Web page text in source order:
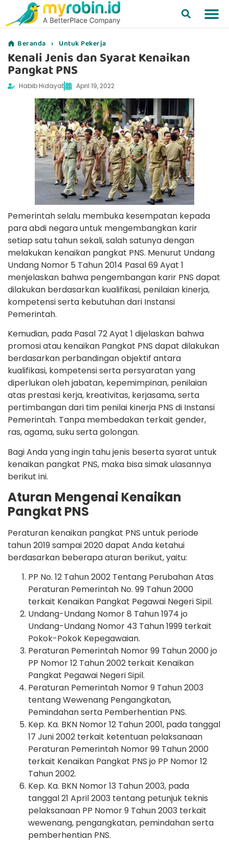
Beranda › Untuk Pekerja
Kenali Jenis dan Syarat Kenaikan
Pangkat PNS
Habib Hidayat April 19, 2022
Pemerintah selalu membuka kesempatan kepada
para abdi negara untuk mengembangkan karir
setiap satu tahun sekali, salah satunya dengan
melakukan kenaikan pangkat PNS. Menurut Undang
Undang Nomor 5 Tahun 2014 Pasal 69 Ayat 1
menjelaskan bahwa pengembangan karir PNS dapat
dilakukan berdasarkan kualifikasi, penilaian kinerja,
kompetensi serta kebutuhan dari Instansi
Pemerintah.
Kemudian, pada Pasal 72 Ayat 1 dijelaskan bahwa
promosi atau kenaikan Pangkat PNS dapat dilakukan
berdasarkan perbandingan objektif antara
kualifikasi, kompetensi serta persyaratan yang
diperlukan oleh jabatan, kepemimpinan, penilaian
atas prestasi kerja, kreativitas, kerjasama, serta
pertimbangan dari tim penilai kinerja PNS di Instansi
Pemerintah. Tanpa membedakan terkait gender,
ras, agama, suku serta golongan.
Bagi Anda yang ingin tahu jenis beserta syarat untuk
kenaikan pangkat PNS, maka bisa simak ulasannya
berikut ini.
Aturan Mengenai Kenaikan
Pangkat PNS
Peraturan kenaikan pangkat PNS untuk periode
tahun 2019 sampai 2020 dapat Anda ketahui
berdasarkan beberapa aturan berikut, yaitu:
PP No. 12 Tahun 2002 Tentang Perubahan Atas
Peraturan Pemerintah No. 99 Tahun 2000
terkait Kenaikan Pangkat Pegawai Negeri Sipil.
Undang-Undang Nomor 8 Tahun 1974 jo
Undang-Undang Nomor 43 Tahun 1999 terkait
Pokok-Pokok Kepegawaian.
Peraturan Pemerintah Nomor 99 Tahun 2000 jo
PP Nomor 12 Tahun 2002 terkait Kenaikan
Pangkat Pegawai Negeri Sipil.
Peraturan Pemerintah Nomor 9 Tahun 2003
tentang Wewenang Pengangkatan,
Pemindahan serta Pemberhentian PNS.
Kep. Ka. BKN Nomor 12 Tahun 2001, pada tanggal
17 Juni 2002 terkait ketentuan pelaksanaan
Peraturan Pemerintah Nomor 99 Tahun 2000
terkait Kenaikan Pangkat PNS jo PP Nomor 12
Tahun 2002.
Kep. Ka. BKN Nomor 13 Tahun 2003, pada
tanggal 21 April 2003 tentang petunjuk teknis
pelaksanaan PP Nomor 9 Tahun 2003 terkait
wewenang, pengangkatan, pemindahan serta
pemberhentian PNS.